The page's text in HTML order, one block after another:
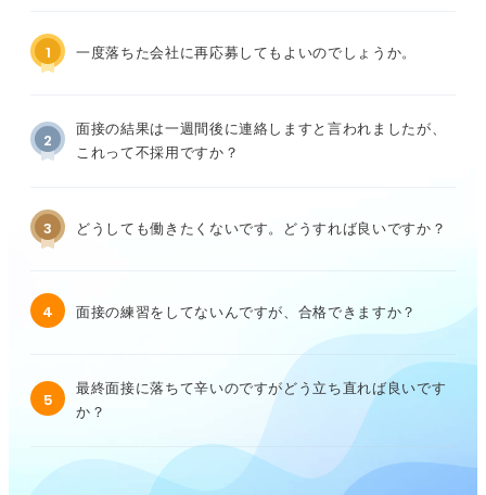
1 一度落ちた会社に再応募してもよいのでしょうか。
2
面接の結果は一週間後に連絡しますと言われましたが、
これって不採用ですか？
3 どうしても働きたくないです。どうすれば良いですか？
4 面接の練習をしてないんですが、合格できますか？
5
最終面接に落ちて辛いのですがどう立ち直れば良いです
か？